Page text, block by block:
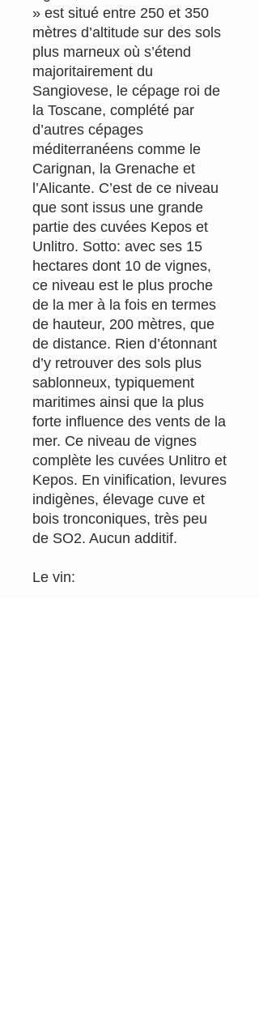
» est situé entre 250 et 350
mètres d’altitude sur des sols
plus marneux où s’étend
majoritairement du
Sangiovese, le cépage roi de
la Toscane, complété par
d’autres cépages
méditerranéens comme le
Carignan, la Grenache et
l’Alicante. C’est de ce niveau
que sont issus une grande
partie des cuvées Kepos et
Unlitro. Sotto: avec ses 15
hectares dont 10 de vignes,
ce niveau est le plus proche
de la mer à la fois en termes
de hauteur, 200 mètres, que
de distance. Rien d’étonnant
d’y retrouver des sols plus
sablonneux, typiquement
maritimes ainsi que la plus
forte influence des vents de la
mer. Ce niveau de vignes
complète les cuvées Unlitro et
Kepos. En vinification, levures
indigènes, élevage cuve et
bois tronconiques, très peu
de SO2. Aucun additif.
Le vin: